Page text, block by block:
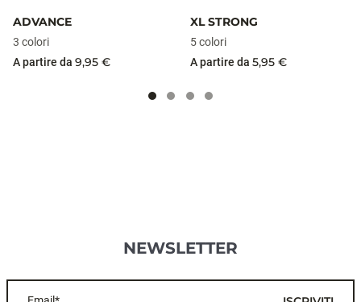
ADVANCE
3 colori
A partire da 9,95 €
XL STRONG
5 colori
A partire da 5,95 €
NEWSLETTER